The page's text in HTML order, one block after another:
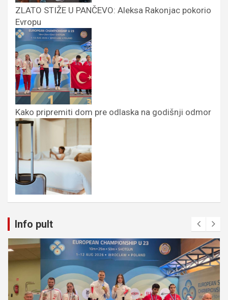
ZLATO STIŽE U PANČEVO: Aleksa Rakonjac pokorio
Evropu
Kako pripremiti dom pre odlaska na godišnji odmor
Info pult